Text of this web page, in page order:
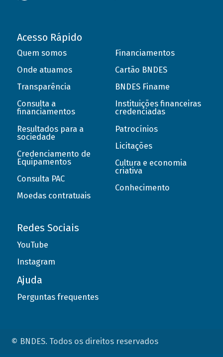
Acesso Rápido
Quem somos
Onde atuamos
Transparência
Consulta a
financiamentos
Resultados para a
sociedade
Credenciamento de
Equipamentos
Consulta PAC
Moedas contratuais
Financiamentos
Cartão BNDES
BNDES Finame
Instituições financeiras
credenciadas
Patrocínios
Licitações
Cultura e economia
criativa
Conhecimento
Redes Sociais
YouTube
Instagram
Ajuda
Perguntas frequentes
© BNDES. Todos os direitos reservados